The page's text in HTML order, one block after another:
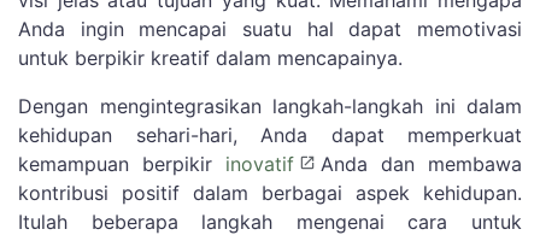
Anda ingin mencapai suatu hal dapat memotivasi
untuk berpikir kreatif dalam mencapainya.
Dengan mengintegrasikan langkah-langkah ini dalam
kehidupan sehari-hari, Anda dapat memperkuat
kemampuan berpikir inovatif
Anda dan membawa
kontribusi positif dalam berbagai aspek kehidupan.
Itulah beberapa langkah mengenai cara untuk